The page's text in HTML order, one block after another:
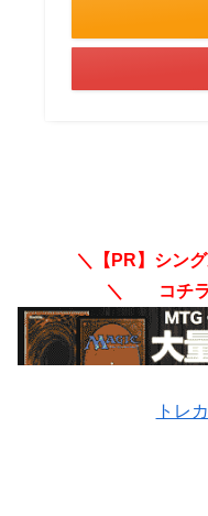
＼【PR】シン
＼ コチラ
トレ